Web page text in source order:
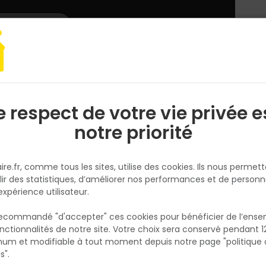
bâtiment Fermeture, cadenas, cylindre CYLINDRE TRANSIT 1
THIRARD
CYLINDRE TRANSIT 1 NICKELE 35
MM
Réf. 3150262217900
Profil européen laiton. Mécanisme à 6
protection contre le crochetage. Protection
contre le perçage par 1ère goupille +
respect de votre vie privée
notre priorité
comme tous les sites, utilise des cookies. Ils nous
des statistiques, d’améliorer nos performances et de
utilisateur.
"d'accepter" ces cookies pour bénéficier de
de notre site. Votre choix sera conservé pendant
et modifiable à tout moment depuis notre page "politique